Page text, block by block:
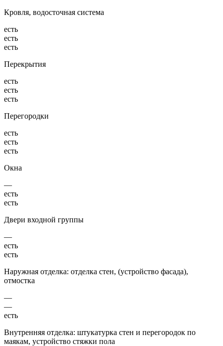
Кровля, водосточная система
есть
есть
есть
Перекрытия
есть
есть
есть
Перегородки
есть
есть
есть
Окна
—
есть
есть
Двери входной группы
—
есть
есть
Наружная отделка: отделка стен, (устройство фасада),
отмостка
—
—
есть
Внутренняя отделка: штукатурка стен и перегородок по
маякам, устройство стяжки пола